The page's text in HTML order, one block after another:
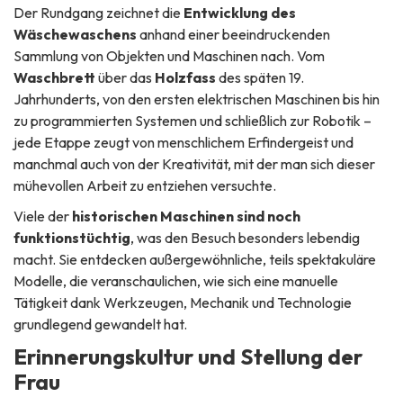
Der Rundgang zeichnet die Entwicklung des
Wäschewaschens anhand einer beeindruckenden
Sammlung von Objekten und Maschinen nach. Vom
Waschbrett über das Holzfass des späten 19.
Jahrhunderts, von den ersten elektrischen Maschinen bis hin
zu programmierten Systemen und schließlich zur Robotik –
jede Etappe zeugt von menschlichem Erfindergeist und
manchmal auch von der Kreativität, mit der man sich dieser
mühevollen Arbeit zu entziehen versuchte.
Viele der historischen Maschinen sind noch
funktionstüchtig, was den Besuch besonders lebendig
macht. Sie entdecken außergewöhnliche, teils spektakuläre
Modelle, die veranschaulichen, wie sich eine manuelle
Tätigkeit dank Werkzeugen, Mechanik und Technologie
grundlegend gewandelt hat.
Erinnerungskultur und Stellung der
Frau